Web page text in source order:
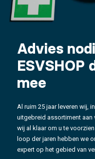
Advies
ESVSHOP
mee
Al ruim 25 jaar leveren wij,
uitgebreid assortiment aan
wij al klaar om u te
loop der jaren hebben we
expert op het gebied van